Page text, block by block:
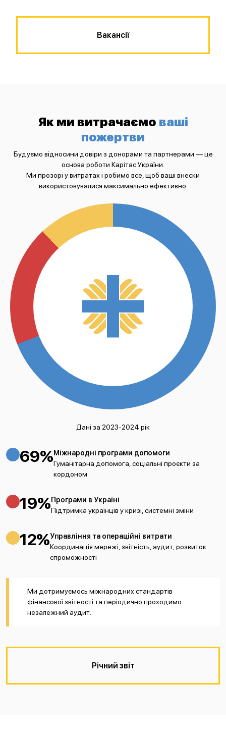
Вакансії
Як ми витрачаємо ваші
пожертви
Будуємо відносини довіри з донорами та партнерами — це
основа роботи Карітас України.
Ми прозорі у витратах і робимо все, щоб ваші внески
використовувалися максимально ефективно.
Дані за 2023-2024 рік
69%Міжнародні програми допомоги
Гуманітарна допомога, соціальні проєкти за
кордоном
19%Програми в Україні
Підтримка українців у кризі, системні зміни
12%Управління та операційні витрати
Координація мережі, звітність, аудит, розвиток
спроможності
Ми дотримуємось міжнародних стандартів
фінансової звітності та періодично проходимо
незалежний аудит.
Річний звіт